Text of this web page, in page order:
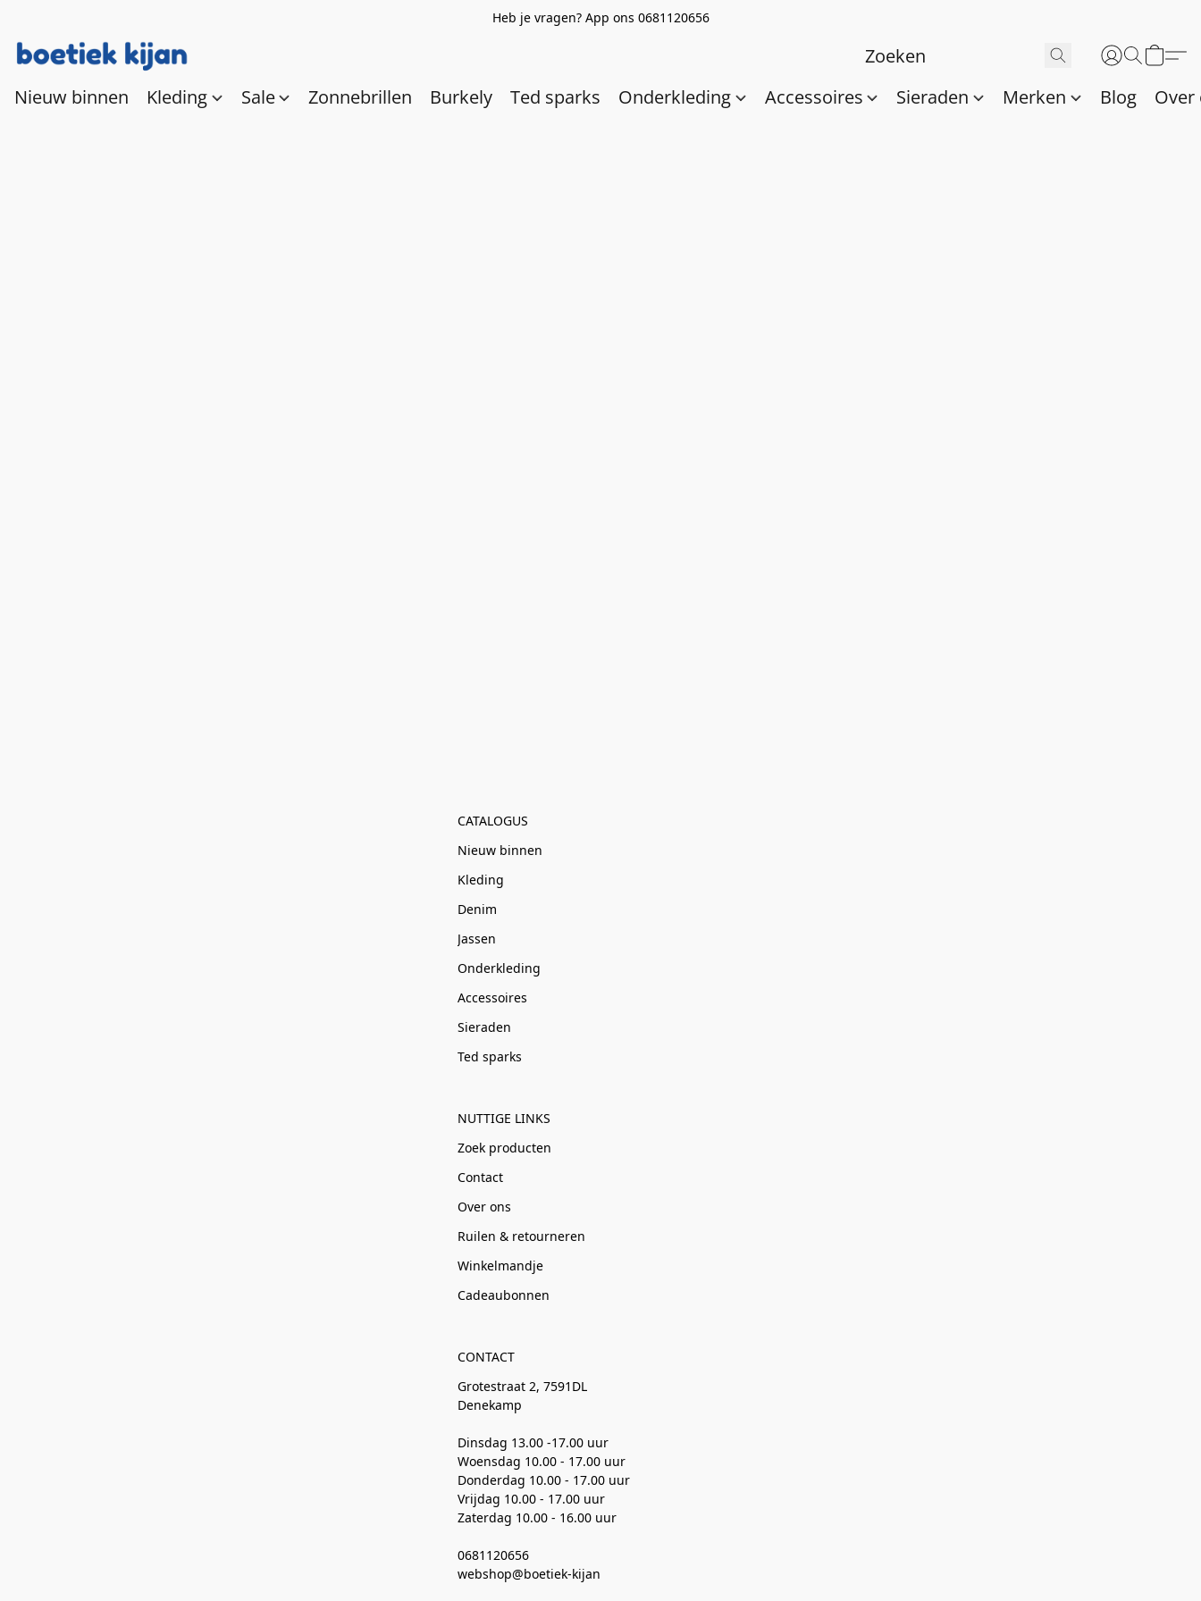
Heb je vragen? App ons 0681120656
Nieuw binnen Kleding Sale Zonnebrillen Burkely Ted sparks Onderkleding Accessoires Sieraden Merken Blog Over
CATALOGUS
Nieuw binnen
Kleding
Denim
Jassen
Onderkleding
Accessoires
Sieraden
Ted sparks
NUTTIGE LINKS
Zoek producten
Contact
Over ons
Ruilen & retourneren
Winkelmandje
Cadeaubonnen
CONTACT
Grotestraat 2, 7591DL
Denekamp
Dinsdag 13.00 -17.00 uur
Woensdag 10.00 - 17.00 uur
Donderdag 10.00 - 17.00 uur
Vrijdag 10.00 - 17.00 uur
Zaterdag 10.00 - 16.00 uur
0681120656
webshop@boetiek-kijan